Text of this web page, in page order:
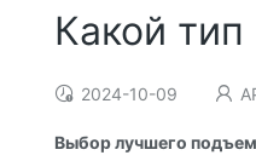
Какой
2024-10-09
Выбор лучшего